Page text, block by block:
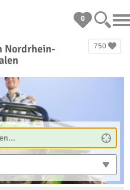
0
750
Nordrhein-